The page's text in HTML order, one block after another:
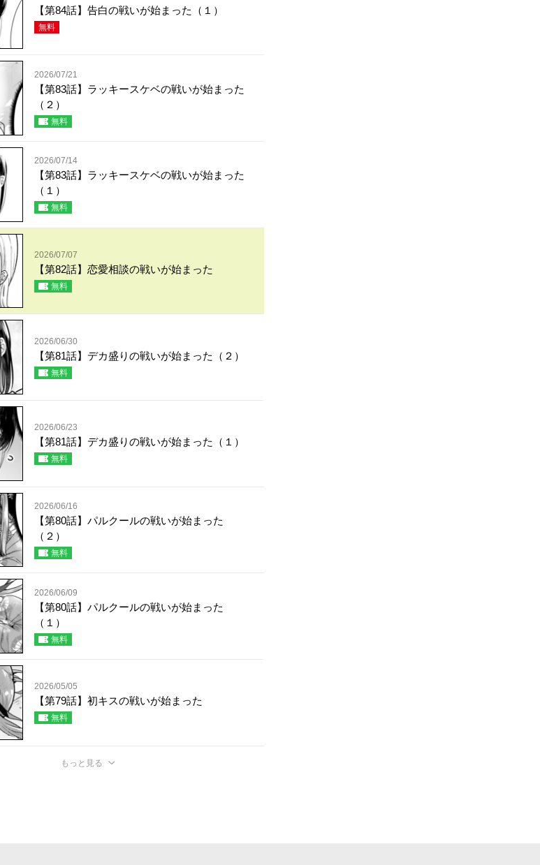
【第84話】告白の戦いが始まった（１）
無料
2026/07/21
【第83話】ラッキースケベの戦いが始まった
（２）
無料
2026/07/14
【第83話】ラッキースケベの戦いが始まった
（１）
無料
2026/07/07
【第82話】恋愛相談の戦いが始まった
無料
2026/06/30
【第81話】デカ盛りの戦いが始まった（２）
無料
2026/06/23
【第81話】デカ盛りの戦いが始まった（１）
無料
2026/06/16
【第80話】パルクールの戦いが始まった
（２）
無料
2026/06/09
【第80話】パルクールの戦いが始まった
（１）
無料
2026/05/05
【第79話】初キスの戦いが始まった
無料
もっと見る